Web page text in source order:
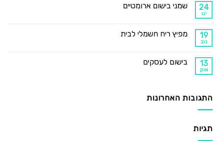
24
ינו
שמני בישום ארומטיים
19
נוב
מפיץ ריח חשמלי לבית
13
אוק
בישום לעסקים
התגובות האחרונות
תגיות